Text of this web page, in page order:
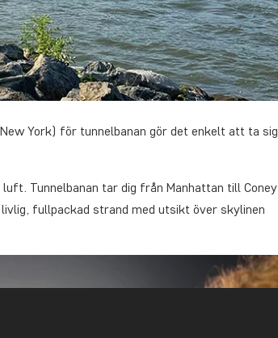
York) för tunnelbanan gör det enkelt att ta sig
Tunnelbanan tar dig från Manhattan till Coney
fullpackad strand med utsikt över skylinen